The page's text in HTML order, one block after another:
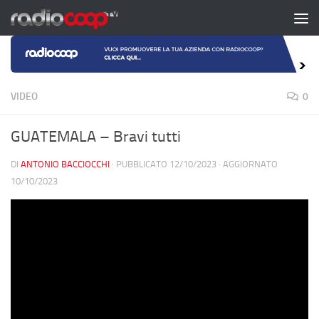
Salta al contenuto
VIDEO 0
GUATEMALA – Bravi tutti
DI ANTONIO BACCIOCCHI · PUBBLICATO 12/10/2023 · AGGIORNATO
10/10/2023